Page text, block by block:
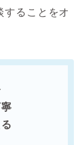
することをオ